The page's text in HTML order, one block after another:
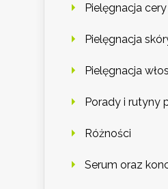
Pielęgnacja cery
Pielęgnacja
Pielęgnacja
Porady i rutyny
Różności
Serum oraz